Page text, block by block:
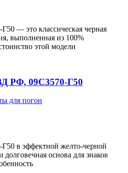
— это классическая черная
выполненная из 100%
этой модели
РФ, 09С3570-Г50
для погон
в эффектной желто-черной
основа для знаков